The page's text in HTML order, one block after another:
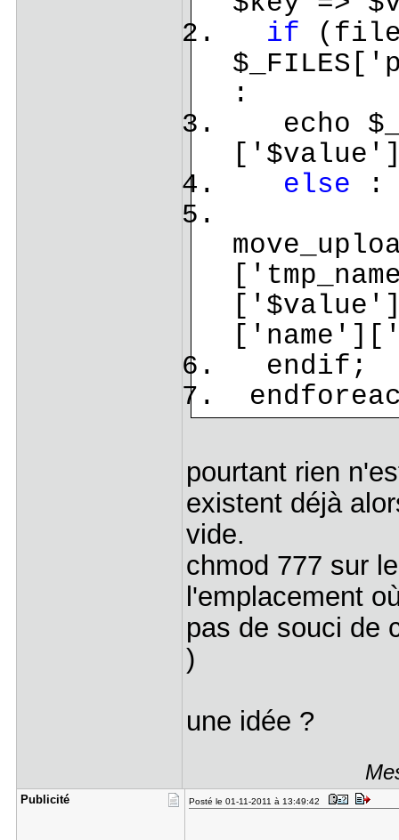
if
:
echo
else
endif;
pourtant rien
existent déjà
vide.
chmod 777 sur
l'emplacement
pas de souci de
)
une idée ?
Publicité Posté le 01-11-2011 à 13:49:42